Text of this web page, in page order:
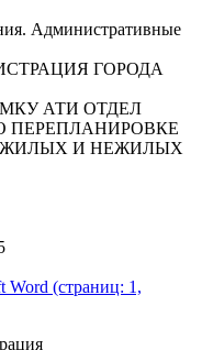
Административные
ГОРОДА
МКУ АТИ ОТДЕЛ
ЖИЛЫХ И НЕЖИЛЫХ
Word (страниц: 1,